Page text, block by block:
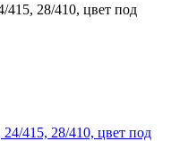
28/410, цвет под